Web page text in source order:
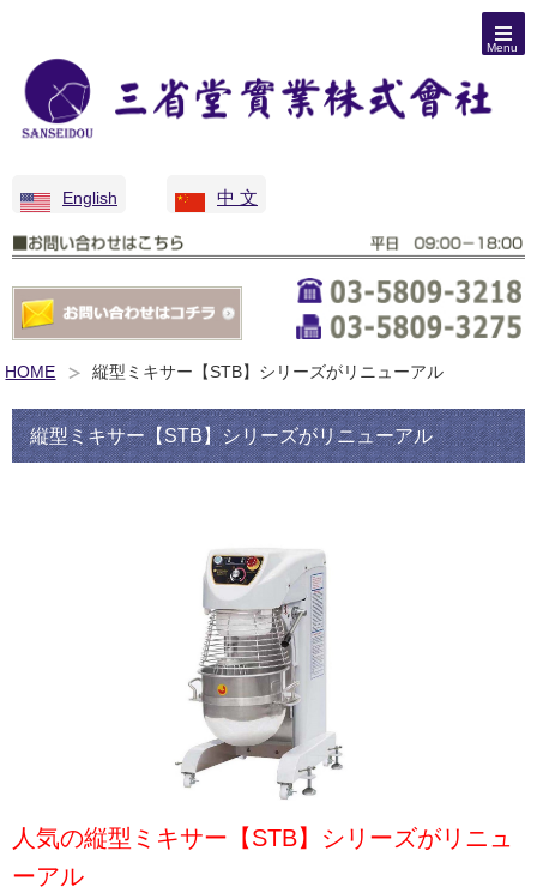
English 中 文
Menu
HOME 縦型ミキサー【STB】シリーズがリニューアル
縦型ミキサー【STB】シリーズがリニューアル
人気の縦型ミキサー【STB】シリーズがリニュ
ーアル